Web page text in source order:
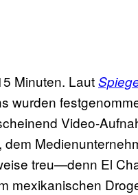
Minuten. Laut
wurden
Video-
treu—denn El
mexikanischen